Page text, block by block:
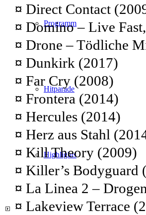
Programm
Hitparade
Highlights
¤ Direct Contact
¤ Domino – Live
¤ Drone – Tödliche
¤ Dunkirk (2017)
¤ Far Cry (2008)
¤ Frontera (2014)
¤ Hercules (2014)
¤ Herz aus Stahl
¤ Kill Theory (2009)
¤ Killer’s Bodyguard
¤ La Linea 2 –
¤ Lakeview Terrace